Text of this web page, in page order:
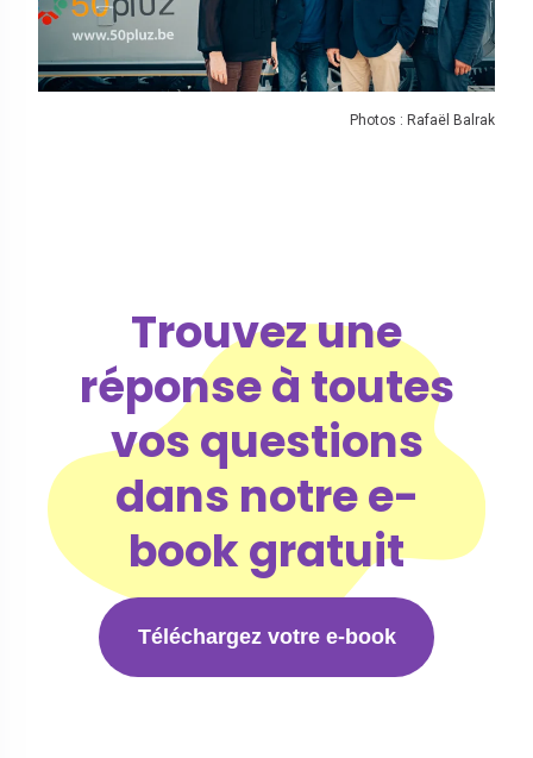
Photos : Rafaël Balrak
Trouvez une
réponse à toutes
vos questions
dans notre e-
book gratuit
Téléchargez votre e-book